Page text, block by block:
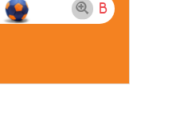
B